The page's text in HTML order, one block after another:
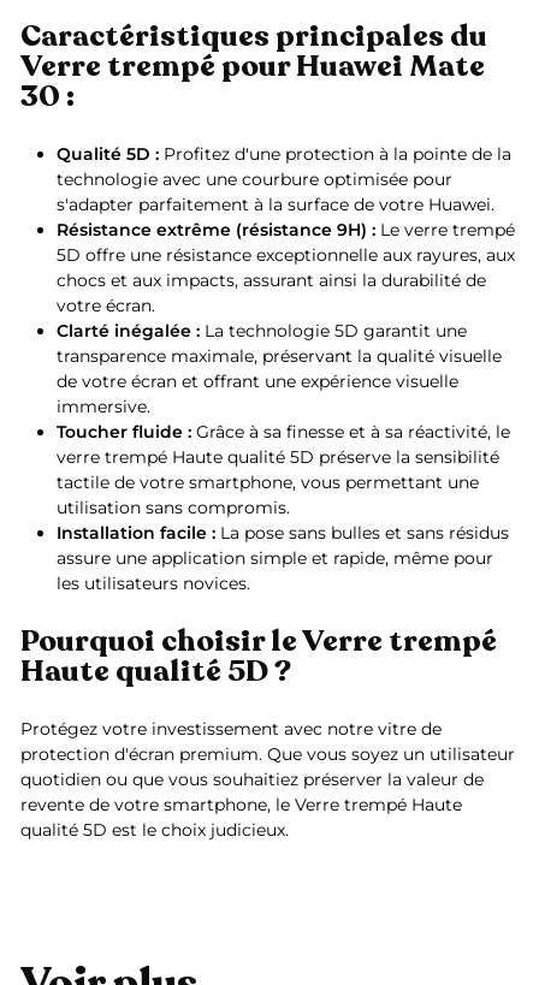
Caractéristiques principales du
Verre trempé pour Huawei Mate
30 :
Qualité 5D : Profitez d'une protection à la pointe de la
technologie avec une courbure optimisée pour
s'adapter parfaitement à la surface de votre Huawei.
Résistance extrême (résistance 9H) : Le verre trempé
5D offre une résistance exceptionnelle aux rayures, aux
chocs et aux impacts, assurant ainsi la durabilité de
votre écran.
Clarté inégalée : La technologie 5D garantit une
transparence maximale, préservant la qualité visuelle
de votre écran et offrant une expérience visuelle
immersive.
Toucher fluide : Grâce à sa finesse et à sa réactivité, le
verre trempé Haute qualité 5D préserve la sensibilité
tactile de votre smartphone, vous permettant une
utilisation sans compromis.
Installation facile : La pose sans bulles et sans résidus
assure une application simple et rapide, même pour
les utilisateurs novices.
Pourquoi choisir le Verre trempé
Haute qualité 5D ?
Protégez votre investissement avec notre vitre de
protection d'écran premium. Que vous soyez un utilisateur
quotidien ou que vous souhaitiez préserver la valeur de
revente de votre smartphone, le Verre trempé Haute
qualité 5D est le choix judicieux.